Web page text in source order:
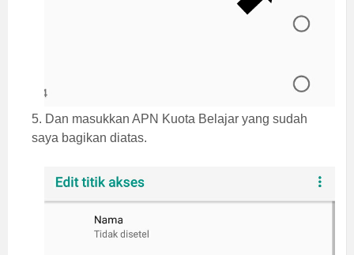
5. Dan masukkan APN Kuota Belajar yang sudah
saya bagikan diatas.